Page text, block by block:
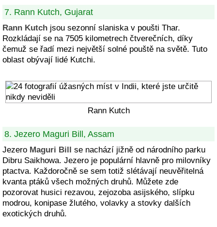
7. Rann Kutch, Gujarat
Rann Kutch jsou sezonní slaniska v poušti Thar.
Rozkládají se na 7505 kilometrech čtverečních, díky
čemuž se řadí mezi největší solné pouště na světě. Tuto
oblast obývají lidé Kutchi.
Rann Kutch
8. Jezero Maguri Bill, Assam
Jezero Maguri Bill se nachází jižně od národního parku
Dibru Saikhowa. Jezero je populární hlavně pro milovníky
ptactva. Každoročně se sem totiž slétávají neuvěřitelná
kvanta ptáků všech možných druhů. Můžete zde
pozorovat husici rezavou, zejozoba asijského, slípku
modrou, konipase žlutého, volavky a stovky dalších
exotických druhů.